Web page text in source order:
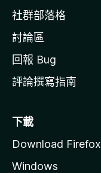
社群部落格
討論區
回報 Bug
評論撰寫指南
下載
Download Firefox
Windows